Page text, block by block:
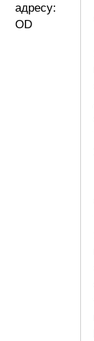
адресу:
OD